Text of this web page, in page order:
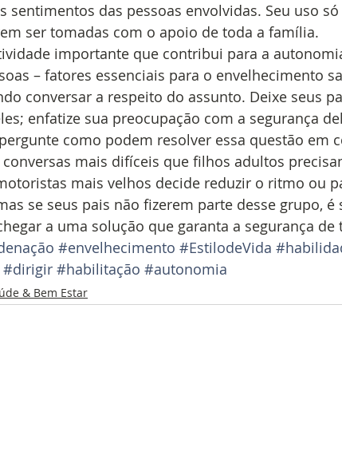
sentimentos das pessoas envolvidas. Seu uso
ser tomadas com o apoio de toda a família.
importante que contribui para a
– fatores essenciais para o envelhecimento
conversar a respeito do assunto. Deixe seus
enfatize sua preocupação com a segurança
como podem resolver essa questão em
conversas mais difíceis que filhos adultos
mais velhos decide reduzir o ritmo ou
se seus pais não fizerem parte desse grupo, é
a uma solução que garanta a segurança de
#envelhecimento #EstilodeVida
#dirigir #habilitação #autonomia
& Bem Estar